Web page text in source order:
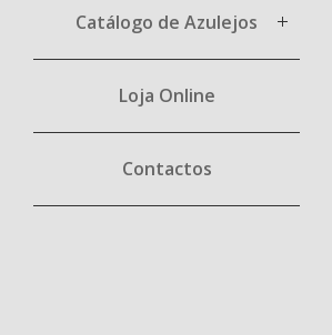
Catálogo de Azulejos
Loja Online
Contactos